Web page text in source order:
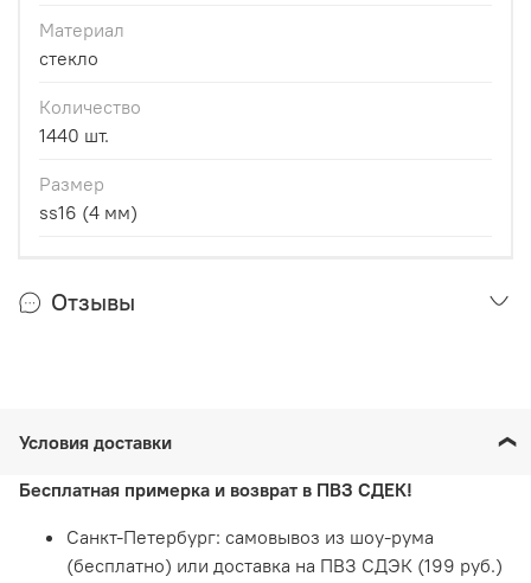
Материал
стекло
Количество
1440 шт.
Размер
ss16 (4 мм)
Отзывы
Условия доставки
Бесплатная примерка и возврат в ПВЗ СДЕК!
Санкт-Петербург: самовывоз из шоу-рума
(бесплатно) или доставка на ПВЗ СДЭК (199 руб.)